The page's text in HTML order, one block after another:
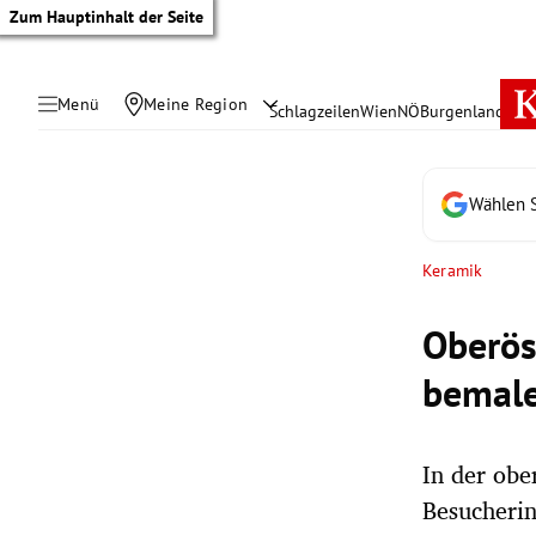
Zum Hauptinhalt der Seite
Menü Meine Region SchlagzeilenWienNÖBurgenland
Wählen
Keramik
In der